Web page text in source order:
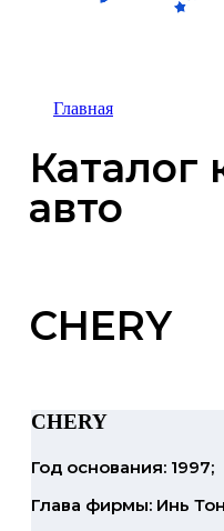
Главная
Каталог
авто
CHERY
CHERY
Год основания: 1997;
Глава фирмы: Инь